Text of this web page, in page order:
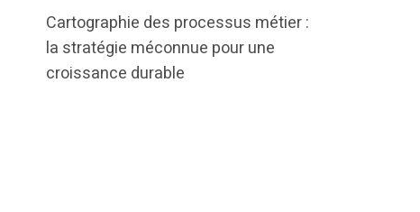
Cartographie des processus métier :
la stratégie méconnue pour une
croissance durable